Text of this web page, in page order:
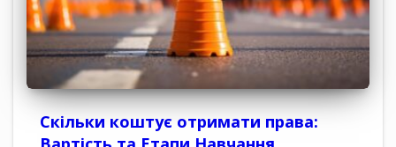
Скільки коштує отримати права: